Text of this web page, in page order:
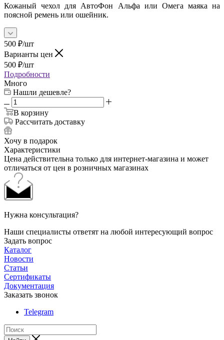
Кожаный чехол для АвтоФон Альфа или Омега маяка на
поясной ремень или ошейник.
500 ₽/шт
Варианты цен
500 ₽/шт
Подробности
Много
Нашли дешевле?
В корзину
Рассчитать доставку
Хочу в подарок
Характеристики
Цена действительна только для интернет-магазина и может
отличаться от цен в розничных магазинах
Нужна консультация?
Наши специалисты ответят на любой интересующий вопрос
Задать вопрос
Каталог
Новости
Статьи
Сертификаты
Документация
Заказать звонок
Telegram